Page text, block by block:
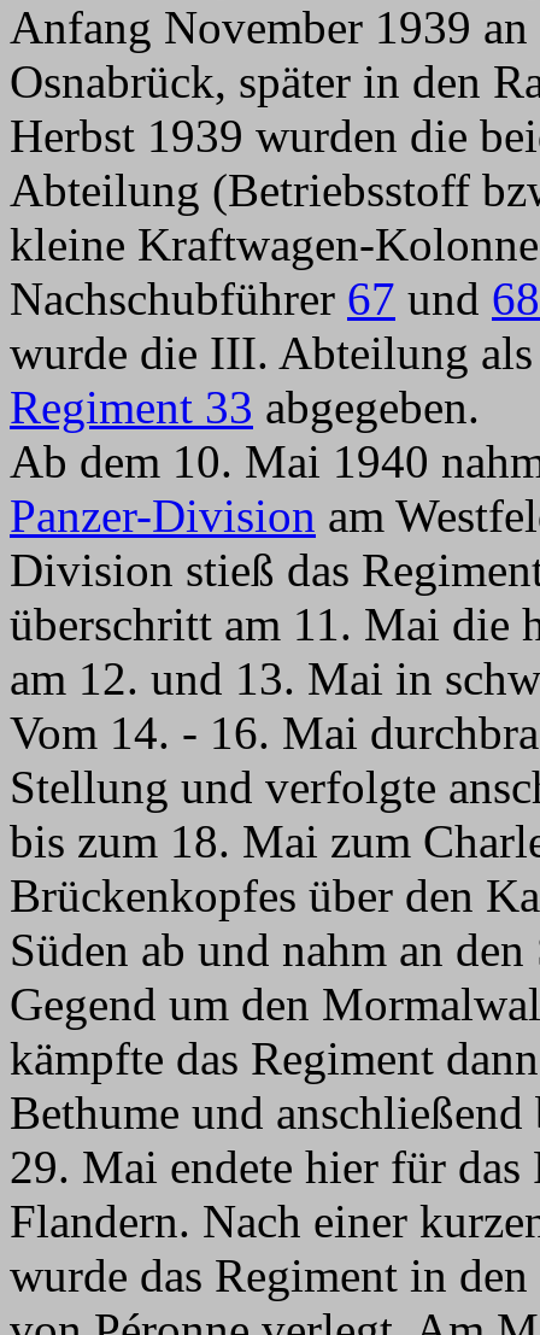
Anfang November 1939
Osnabrück, später in den
Herbst 1939 wurden die
Abteilung (Betriebsstoff
kleine Kraftwagen-
Nachschubführer 67 und 68
wurde die III. Abteilung
Regiment 33 abgegeben.
Ab dem 10. Mai 1940
Panzer-Division am
Division stieß das
überschritt am 11. Mai die
am 12. und 13. Mai in
Vom 14. - 16. Mai
Stellung und verfolgte
bis zum 18. Mai zum
Brückenkopfes über den
Süden ab und nahm an
Gegend um den
kämpfte das Regiment
Bethume und
29. Mai endete hier für
Flandern. Nach einer
wurde das Regiment in